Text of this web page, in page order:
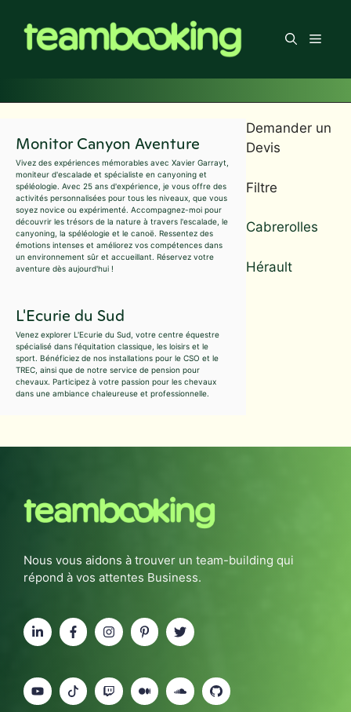
contenu
Menu
Monitor Canyon Aventure
Vivez des expériences mémorables avec Xavier Garrayt,
moniteur d'escalade et spécialiste en canyoning et
spéléologie. Avec 25 ans d'expérience, je vous offre des
activités personnalisées pour tous les niveaux, que vous
soyez novice ou expérimenté. Accompagnez-moi pour
découvrir les trésors de la nature à travers l'escalade, le
canyoning, la spéléologie et le canoë. Ressentez des
émotions intenses et améliorez vos compétences dans
un environnement sûr et accueillant. Réservez votre
aventure dès aujourd'hui !
L'Ecurie du Sud
Venez explorer L'Ecurie du Sud, votre centre équestre
spécialisé dans l'équitation classique, les loisirs et le
sport. Bénéficiez de nos installations pour le CSO et le
TREC, ainsi que de notre service de pension pour
chevaux. Participez à votre passion pour les chevaux
dans une ambiance chaleureuse et professionnelle.
Demander un
Devis
Filtre
Cabrerolles
Hérault
Nous vous aidons à trouver un team-building qui
répond à vos attentes Business.